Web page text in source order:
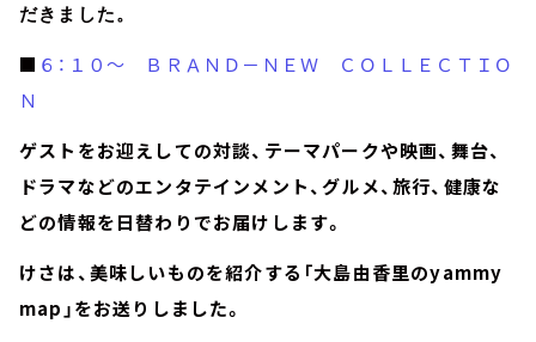
だきました。
■ ６：１０～ ＢＲＡＮＤ－ＮＥＷ ＣＯＬＬＥＣＴＩＯ
Ｎ
ゲストをお迎えしての対談、テーマパークや映画、舞台、
ドラマなどのエンタテインメント、グルメ、旅行、健康な
どの情報を日替わりでお届けします。
けさは、美味しいものを紹介する「大島由香里のyammy
map」をお送りしました。